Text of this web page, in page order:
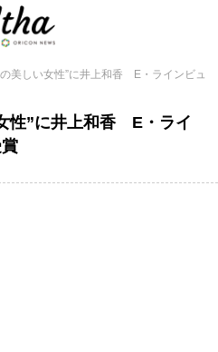
の美しい女性”に井上和香 E・ラインビュ
性”に井上和香 E・ライ